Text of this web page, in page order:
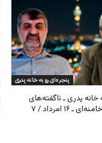
پنجره‌ای رو به خانه پدری
خانه پدری ـ ناگفته‌های
کیهان و بیت خامنه‌ای ـ ۱۶ امرداد / ۷